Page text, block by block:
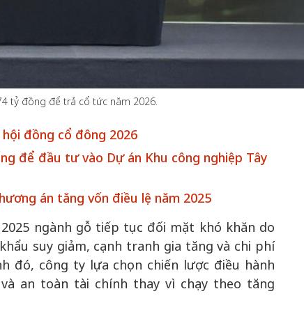
tỷ đồng để trả cổ tức năm 2026.
đồng cổ đông 2026
để đầu tư vào Dự án Khu công nghiệp Tây
án tăng vốn điều lệ năm 2025
ngành gỗ tiếp tục đối mặt khó khăn do
suy giảm, cạnh tranh gia tăng và chi phí
đó, công ty lựa chọn chiến lược điều hành
an toàn tài chính thay vì chạy theo tăng
50 năm Việt Nam gia
nguồn nội lực văn hóa,
định hình vị thế kiến
tạo | Kỳ 3: Hội nhập
Việt Nam
tạo | Kỳ 1:
hòa bình thể